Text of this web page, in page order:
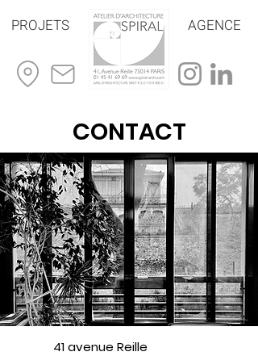
PROJETS AGENCE
CONTACT
41 avenue Reille